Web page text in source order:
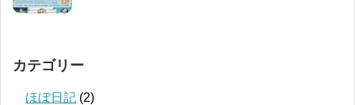
カテゴリー
ほぼ日記 (2)